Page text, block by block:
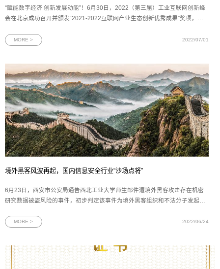
“赋能数字经济 创新发展动能”！6月30日，2022（第三届）工业互联网创新峰
会在北京成功召开并颁发“2021-2022互联网产业生态创新优秀成果”奖项，峰
裁吴俊先生作为工业互联网行业领军人物，以其前瞻性的思维及积极创新、勇
MORE > 2022/07/01
境外黑客风波再起，国内信息安全行业“沙场点将”
6月23日，西安市公安局通告西北工业大学师生邮件遭境外黑客攻击存在机密
研究数据被盗风险的事件，初步判定该事件为境外黑客组织和不法分子发起的
家之间竞争力的核心要素。为提升国家数据安全保障能力，全面维护国家主
MORE > 2022/06/24